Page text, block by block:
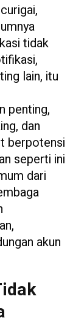
tidak
lain, itu
penting,
dan
berpotensi
seperti ini
dari
akun